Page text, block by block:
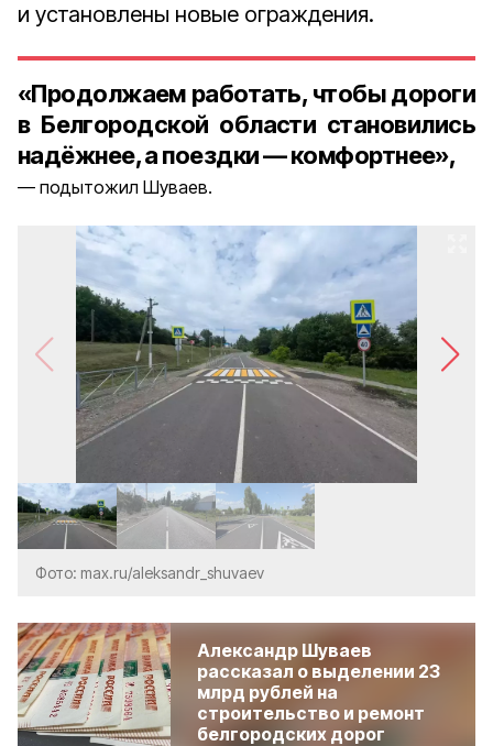
и установлены новые ограждения.
«Продолжаем работать, чтобы дороги
в Белгородской области становились
надёжнее, а поездки — комфортнее»,
подытожил Шуваев.
Фото: max.ru/aleksandr_shuvaev
Александр Шуваев
рассказал о выделении 23
млрд рублей на
строительство и ремонт
белгородских дорог